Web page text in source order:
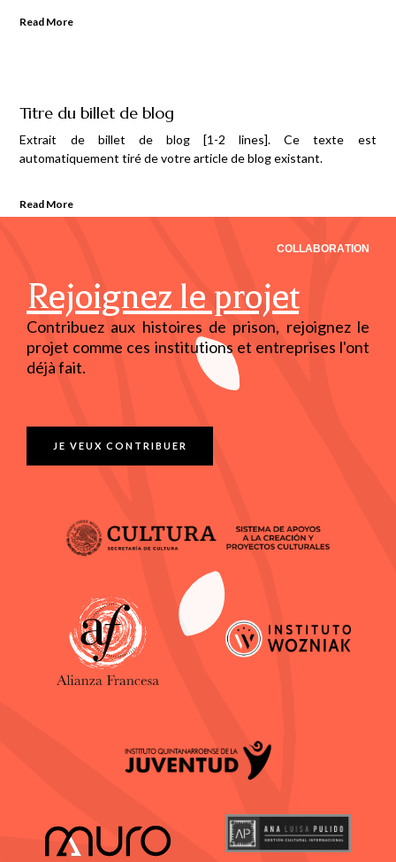
Read More
Titre du billet de blog
Extrait de billet de blog [1-2 lines]. Ce texte est
automatiquement tiré de votre article de blog existant.
Read More
COLLABORATION
Rejoignez le projet
Contribuez aux histoires de prison, rejoignez le
projet comme ces institutions et entreprises l'ont
déjà fait.
JE VEUX CONTRIBUER